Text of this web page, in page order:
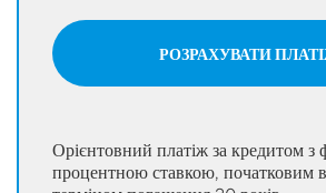
РОЗРАХУВАТИ
Орієнтовний платіж за кредитом з
процентною ставкою, початковим